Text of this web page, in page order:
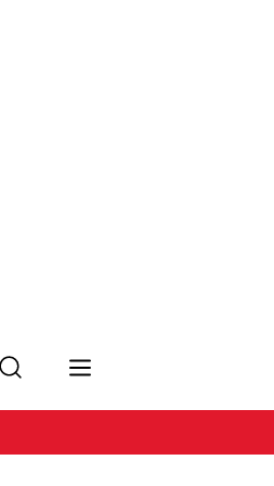
Recherche